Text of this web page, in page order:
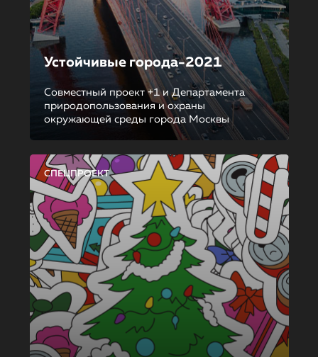
Устойчивые города-2021
Совместный проект +1 и Департамента
природопользования и охраны
окружающей среды города Москвы
СПЕЦПРОЕКТ